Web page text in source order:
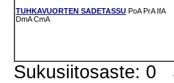
TUHKAVUORTEN SADETASSU PoA PrA IfA
DmA CmA
Sukusiitosaste: